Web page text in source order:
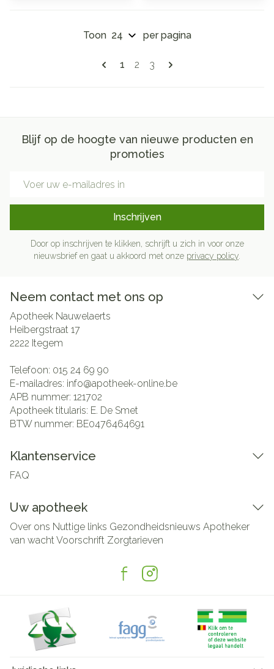
Pagina's
U lees momenteel pagina
1 Pagina
2 Pagina
3
Toon per pagina
Blijf op de hoogte van nieuwe producten en
promoties
Inschrijven
Door op inschrijven te klikken, schrijft u zich in voor onze
nieuwsbrief en gaat u akkoord met onze privacy policy
Neem contact met ons op
Apotheek Nauwelaerts
Heibergstraat 17
2222 Itegem
Telefoon: 015 24 69 90
E-mailadres: info@apotheek-online.be
APB nummer: 121702
Apotheek titularis: E. De Smet
BTW nummer: BE0476464691
Klantenservice
FAQ
Uw apotheek
Over ons Nuttige links Gezondheidsnieuws Apotheker
van wachtVoorschrift Zorgtarieven